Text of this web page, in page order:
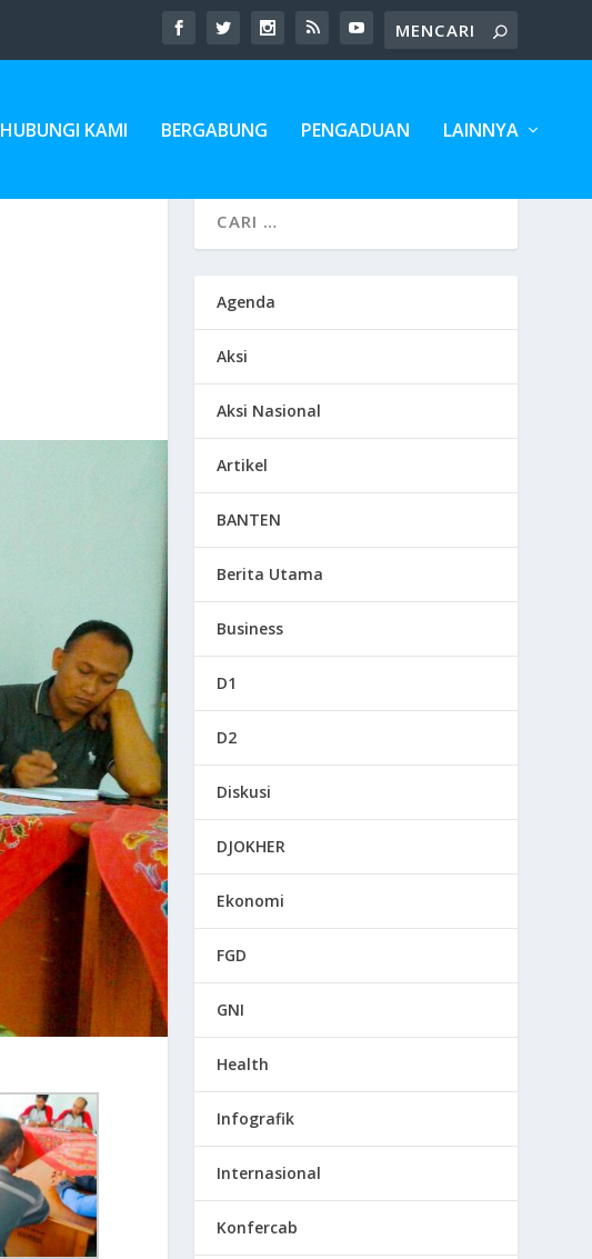
HUBUNGI KAMI BERGABUNG PENGADUAN LAINNYA
Agenda
Aksi
Aksi Nasional
Artikel
BANTEN
Berita Utama
Business
D1
D2
Diskusi
DJOKHER
Ekonomi
FGD
GNI
Health
Infografik
Internasional
Konfercab